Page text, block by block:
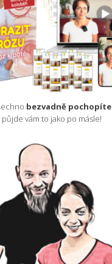
bezvadně pochopíte
půjde vám to jako po másle!